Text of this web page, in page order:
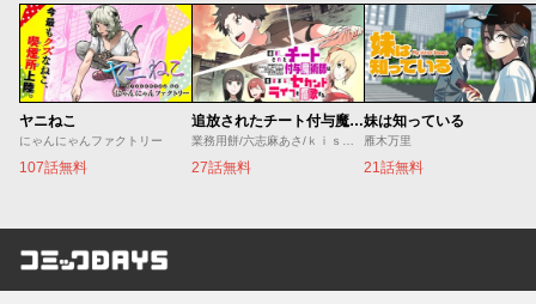
ヤニねこ
にゃんにゃんファクトリー
107話無料
追放されたチート付与魔術師は気ままなセカンドライフを謳歌する。 ～俺は武器だけじゃなく、あらゆるものに『強化ポイント』を付与できるし、俺の意思でいつでも効果を解除できるけど、残った人たち大丈夫？～
27話無料
妹は知っている
雁木万里
21話無料
コミックDAYS